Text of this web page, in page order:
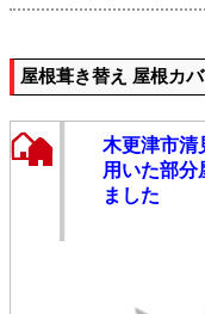
屋根葺き替え 屋根カ
木更津市清
用いた部分
ました